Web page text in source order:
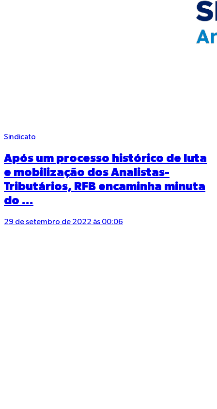
Sindicato
Após um processo histórico de luta
e mobilização dos Analistas-
Tributários, RFB encaminha minuta
do ...
29 de setembro de 2022 às 00:06